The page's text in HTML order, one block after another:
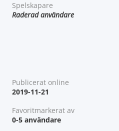
Spelskapare
Raderad användare
Publicerat online
2019-11-21
Favoritmarkerat av
0-5 användare